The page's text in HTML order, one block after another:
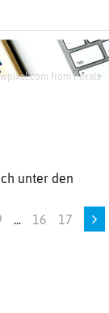
from Pexels
unter den
... 16 17